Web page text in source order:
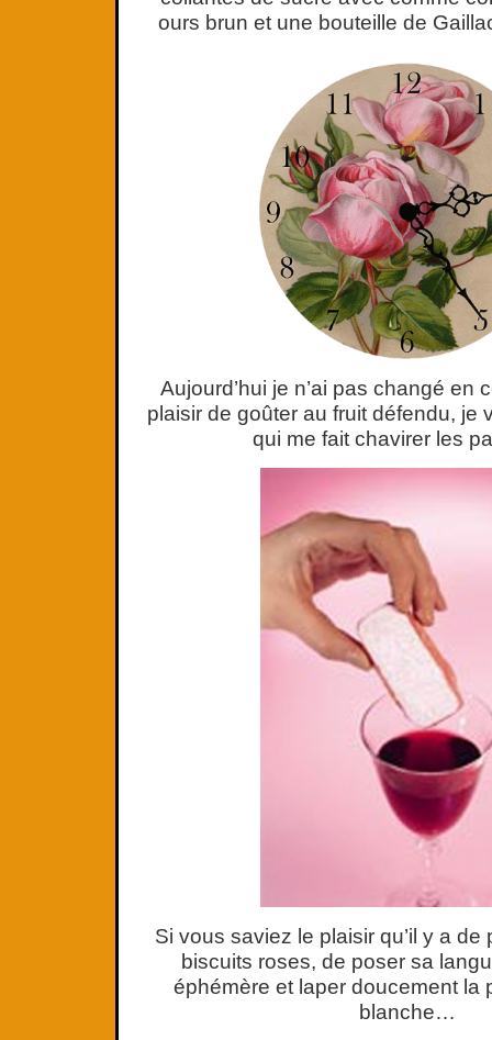
ours brun et une bouteille de
Aujourd’hui je n’ai pas changé en
plaisir de goûter au fruit défendu, je
qui me fait chavirer les
Si vous saviez le plaisir qu’il y a
biscuits roses, de poser sa
éphémère et laper doucement la
blanche…